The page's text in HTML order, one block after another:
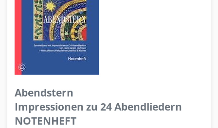
Abendstern
Impressionen zu 24 Abendliedern
NOTENHEFT